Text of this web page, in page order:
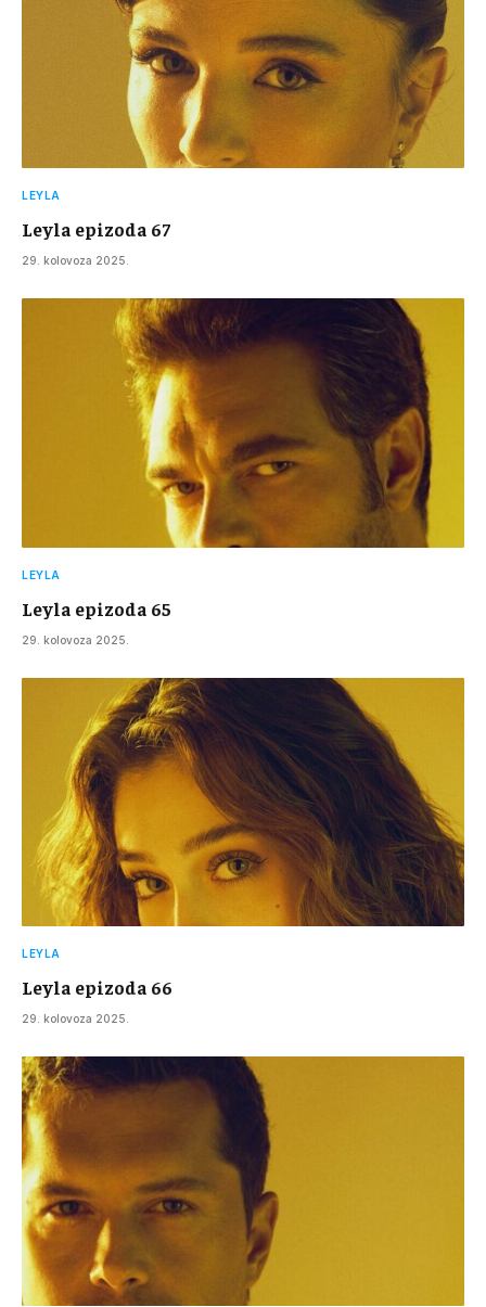
LEYLA
Leyla epizoda 67
29. kolovoza 2025.
LEYLA
Leyla epizoda 65
29. kolovoza 2025.
LEYLA
Leyla epizoda 66
29. kolovoza 2025.